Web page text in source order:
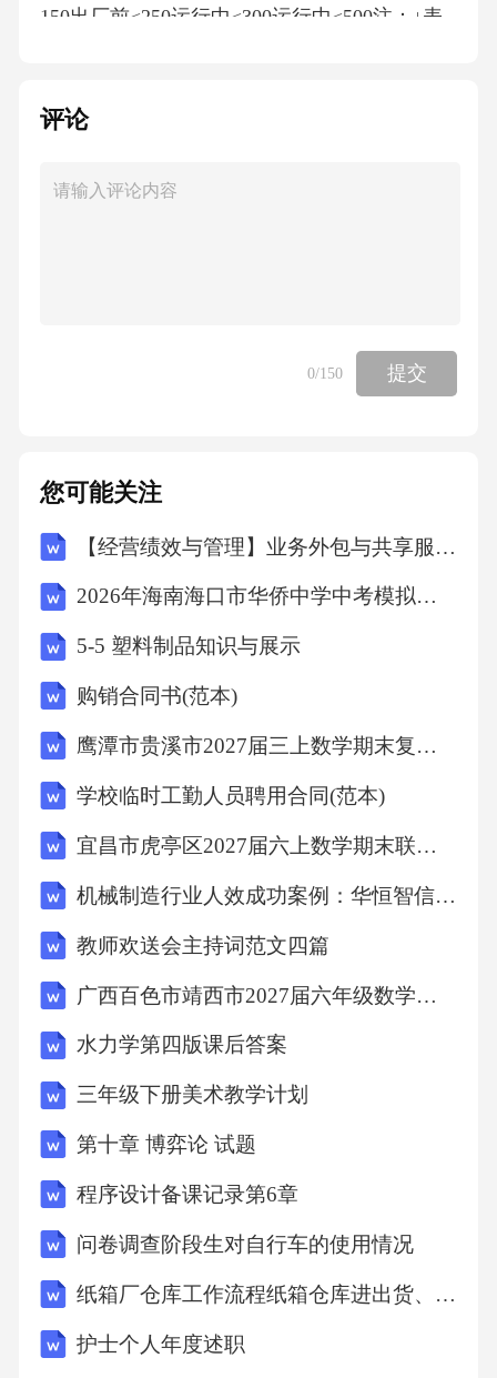
150出厂前≤250运行中≤300运行中≤500注：↓表
定压力PN0.60.4补气压力P10.52±0.0150.35±0.01
开断电流kA23.7/28.4、30/367额定线路充电开断
受电流kA31.5/4011额定峰值耐受电流kA80/1001
对地kV230断口间、相间kV27514雷电冲击耐压
相对地kV550断口间、相间kV55015SF6气体年
漏气率<0.5%16SF6气体水分含量10-6（体积分
数）kV≤15017机械耐久性次300018SF6气体额定
压力（表压20℃0.6MPa3.6GIS隔离开关技术参
数序号项目单位参数值1额定电压kV1262额定电
流A3额定功率Hz504额定短路开断电流kA31.5/4
05额定峰值耐受电流kA80/1006额定短路持续时
V2758雷电冲击耐压相对地kV550断口间、相间
kV6509开合母线转移电流1600A（10V）10SF6
气体额定压力（表压20℃MPa0.411每极回路电
阻μΩ<7012机械耐久性次30003.7GIS接地开关技
术参数序号项目单位参数值1额定电压kV1262额
定电流A3额定功率Hz504额定短路开断电流kA3
1.5/405额定峰值耐受电流kA80/1006额定短路持
续时间s371min工频耐压kV23081.2/50μs额定雷
A5（6kV)10开合额定电磁感应电流A100（6kV)
11额定峰值关合电流（峰值）kA8012SF6气体额
定压力（表压20℃MPa0.413每极回路电阻μΩ≤8
评论
0/150 提交
您可能关注
【经营绩效与管理】业务外包与共享服务专项审计计划
2026年海南海口市华侨中学中考模拟地理试卷（文字版含答案）
5-5 塑料制品知识与展示
购销合同书(范本)
鹰潭市贵溪市2027届三上数学期末复习检测模拟试题含解析
学校临时工勤人员聘用合同(范本)
宜昌市虎亭区2027届六上数学期末联考模拟试题含解析
机械制造行业人效成功案例：华恒智信破解人员流失成本高
教师欢送会主持词范文四篇
广西百色市靖西市2027届六年级数学第一学期期末质量跟踪监视试题含解析
水力学第四版课后答案
三年级下册美术教学计划
第十章 博弈论 试题
程序设计备课记录第6章
问卷调查阶段生对自行车的使用情况
纸箱厂仓库工作流程纸箱仓库进出货、盘点、退库流程
护士个人年度述职